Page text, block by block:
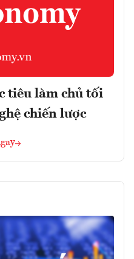
tiêu làm chủ tối
chiến lược